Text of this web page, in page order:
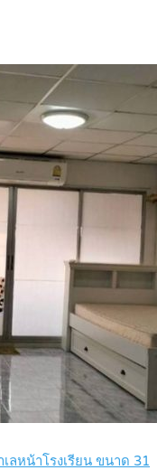
ลหน้าโรงเรียน ขนาด 31